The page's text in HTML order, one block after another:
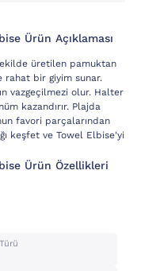
Ürün Açıklaması
üretilen pamuktan
rahat bir giyim sunar.
vazgeçilmezi olur. Halter
kazandırır. Plajda
favori parçalarından
keşfet ve Towel Elbise'yi
Ürün Özellikleri